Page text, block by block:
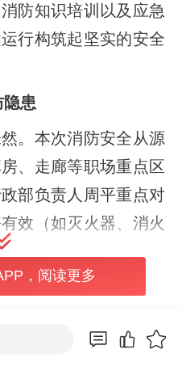
防知识培训以及应急
行构筑起坚实的安全
患
。本次消防安全从源
、走廊等职场重点区
部负责人周平重点对
效（如灭火器、消火
明灯、疏散指示标志
道是否畅通、电气线
了细致排查。此次检
，阅读更多